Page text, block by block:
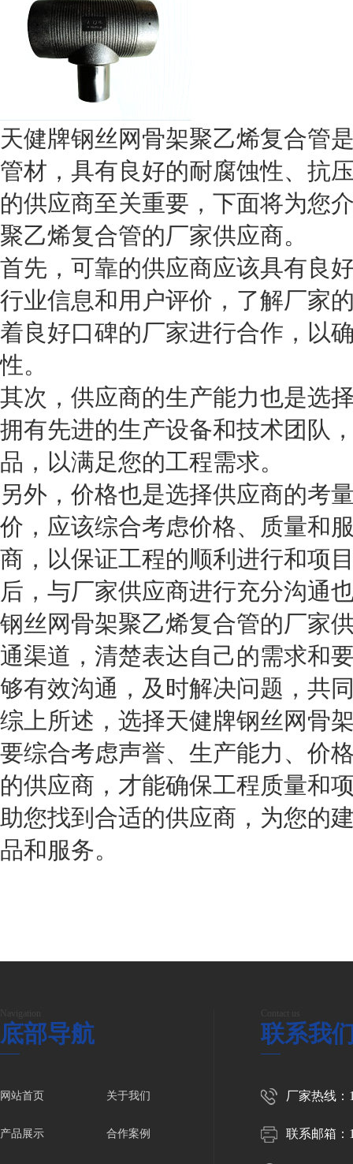
天健牌钢丝网骨架聚乙烯复合管
管材，具有良好的耐腐蚀性、抗
的供应商至关重要，下面将为您
聚乙烯复合管的厂家供应商。
首先，可靠的供应商应该具有良
行业信息和用户评价，了解厂家
着良好口碑的厂家进行合作，以
性。
其次，供应商的生产能力也是选
拥有先进的生产设备和技术团队
品，以满足您的工程需求。
另外，价格也是选择供应商的考
价，应该综合考虑价格、质量和
商，以保证工程的顺利进行和项
后，与厂家供应商进行充分沟通
钢丝网骨架聚乙烯复合管的厂家
通渠道，清楚表达自己的需求和
够有效沟通，及时解决问题，共
综上所述，选择天健牌钢丝网骨
要综合考虑声誉、生产能力、价
的供应商，才能确保工程质量和
助您找到合适的供应商，为您的
品和服务。
底部导航
网站首页 关于我们
产品展示 合作案例
联系我
厂家热线：
联系邮箱：